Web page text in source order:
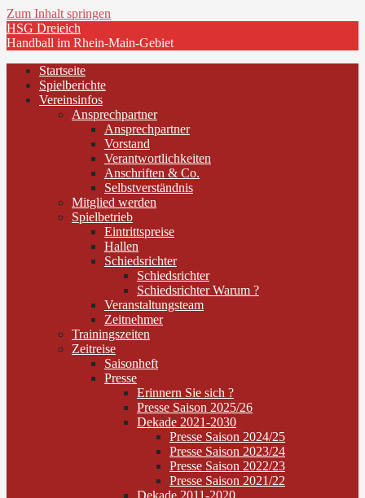
Zum Inhalt springen
HSG Dreieich
Handball im Rhein-Main-Gebiet
Startseite
Spielberichte
Vereinsinfos
Ansprechpartner
Ansprechpartner
Vorstand
Verantwortlichkeiten
Anschriften & Co.
Selbstverständnis
Mitglied werden
Spielbetrieb
Eintrittspreise
Hallen
Schiedsrichter
Schiedsrichter
Schiedsrichter Warum ?
Veranstaltungsteam
Zeitnehmer
Trainingszeiten
Zeitreise
Saisonheft
Presse
Erinnern Sie sich ?
Presse Saison 2025/26
Dekade 2021-2030
Presse Saison 2024/25
Presse Saison 2023/24
Presse Saison 2022/23
Presse Saison 2021/22
Dekade 2011-2020